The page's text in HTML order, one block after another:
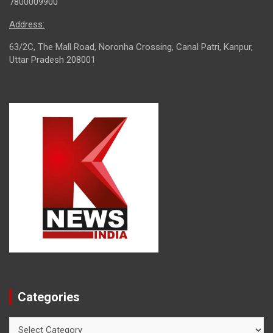
Address:
63/2C, The Mall Road, Noronha Crossing, Canal Patri, Kanpur,
Uttar Pradesh 208001
Categories